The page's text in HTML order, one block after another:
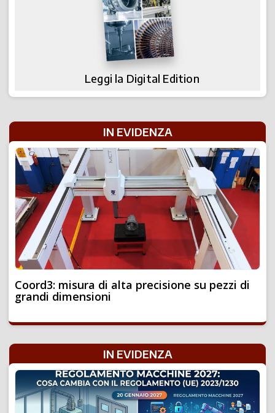
Leggi la Digital Edition
IN EVIDENZA
Coord3: misura di alta precisione su pezzi di
grandi dimensioni
IN EVIDENZA